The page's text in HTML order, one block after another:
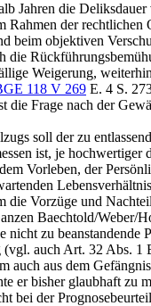
Jahren die
Rahmen der rechtlichen
beim objektiven
Weigerung,
118 V 269 E. 4 S.
Frage nach der
soll der zu
ist, je
Vorleben, der
Vorzüge und
Baechtold/Weber/
zu beanstandende
(vgl. auch Art. 32 Abs. 1
aus dem
er bisher glaubhaft zu
bei der